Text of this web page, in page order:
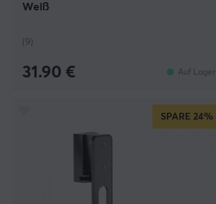
Weiß
(9)
31.90 € Auf Lager
SPARE 24%